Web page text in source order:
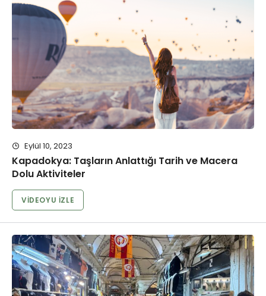
Eylül 10, 2023
Kapadokya: Taşların Anlattığı Tarih ve Macera
Dolu Aktiviteler
VIDEOYU İZLE